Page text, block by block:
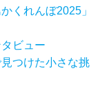
くれんぼ2025」
ビュー
つけた小さな挑